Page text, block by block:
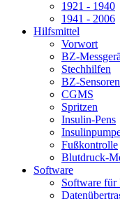
1921 - 1940
1941 - 2006
Hilfsmittel
Vorwort
BZ-
Stechhilfen
BZ-Sensoren
CGMS
Spritzen
Insulin-Pens
Fußkontrolle
Blutdruck-
Software
Software für